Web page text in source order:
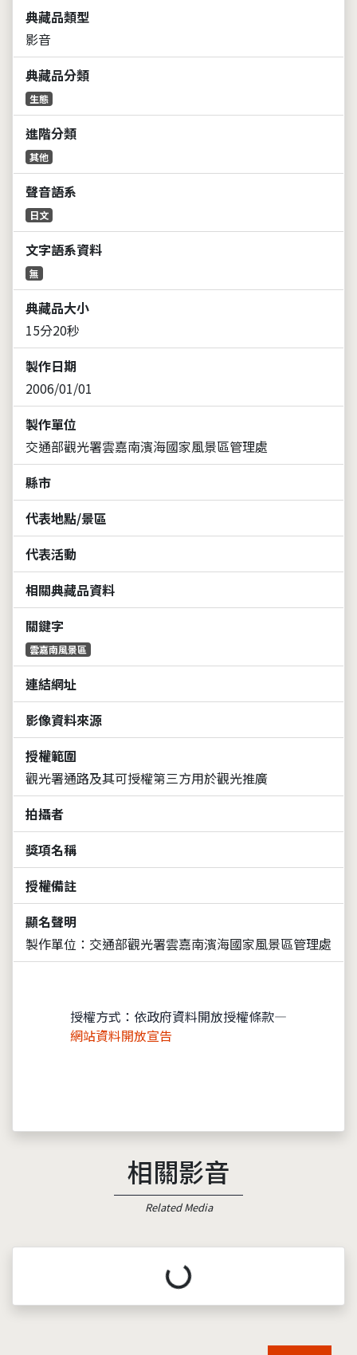
典藏品類型
影音
典藏品分類
生態
進階分類
其他
聲音語系
日文
文字語系資料
無
典藏品大小
15分20秒
製作日期
2006/01/01
製作單位
交通部觀光署雲嘉南濱海國家風景區管理處
縣市
代表地點/景區
代表活動
相關典藏品資料
關鍵字
雲嘉南風景區
連結網址
影像資料來源
授權範圍
觀光署通路及其可授權第三方用於觀光推廣
拍攝者
獎項名稱
授權備註
顯名聲明
製作單位：交通部觀光署雲嘉南濱海國家風景區管理處
授權方式：依政府資料開放授權條款—
網站資料開放宣告
相關影音
Related Media
載入中...